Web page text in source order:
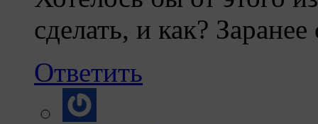
сделать, и как?
Ответить